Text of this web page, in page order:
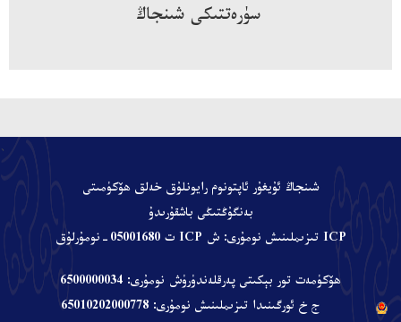
سۈرەتتىكى شىنجاڭ
、
شىنجاڭ ئۇيغۇر ئاپتونوم رايونلۇق خەلق ھۆكۈمىتى
بەنگۇڭتىڭى باشقۇرىدۇ
ICP تىزىملىنىش نومۇرى: ش ICP ت 05001680-نومۇرلۇق
ھۆكۈمەت تور بېكىتى پەرقلەندۈرۈش نومۇرى: 6500000034
ج خ ئورگىنىدا تىزىملىنىش نومۇرى: 65010202000778